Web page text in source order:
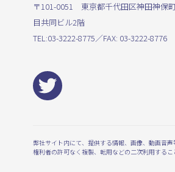
〒101-0051 東京都千代田区神田神保
目共同ビル2階
TEL:03-3222-8775／FAX: 03-3222-8776
弊社サイト内にて、提供する情報、画像、動画音声
権利者の許可なく複製、転用などの二次利用するこ